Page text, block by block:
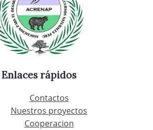
Enlaces rápidos
Contactos
Nuestros proyectos
Cooperacion